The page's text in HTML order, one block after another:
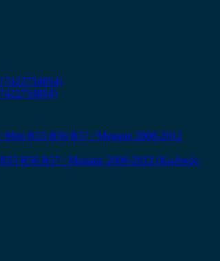
R56 R57 / Megane 2008-2012 (Κωδικός: